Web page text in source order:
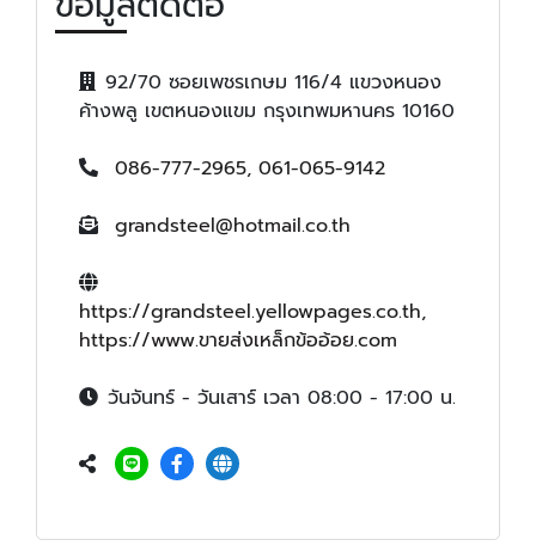
92/70 ซอยเพชรเกษม 116/4 แขวงหนอง
ค้างพลู เขตหนองแขม กรุงเทพมหานคร 10160
086-777-2965, 061-065-9142
grandsteel@hotmail.co.th
https://grandsteel.yellowpages.co.th,
https://www.ขายส่งเหล็กข้ออ้อย.com
วันจันทร์ - วันเสาร์ เวลา 08:00 - 17:00 น.